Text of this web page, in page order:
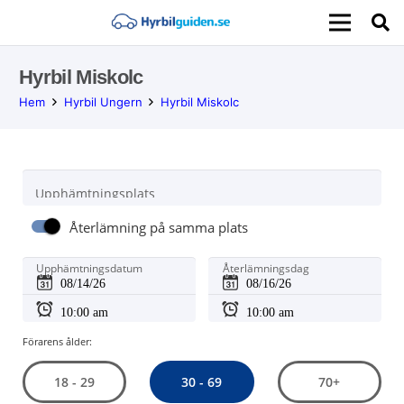
Hyrbil Miskolc
Hem Hyrbil Ungern Hyrbil Miskolc
Upphämtningsplats
Återlämning på samma plats
Upphämtningsdatum Återlämningsdag
Förarens ålder:
18 - 29 30 - 69 70+